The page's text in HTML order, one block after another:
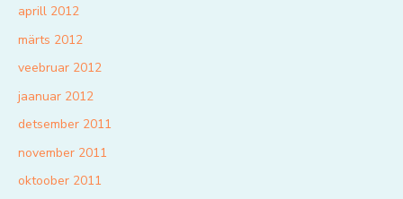
aprill 2012
märts 2012
veebruar 2012
jaanuar 2012
detsember 2011
november 2011
oktoober 2011